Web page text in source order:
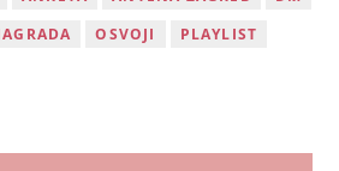
OSVOJI
PLAYLIST